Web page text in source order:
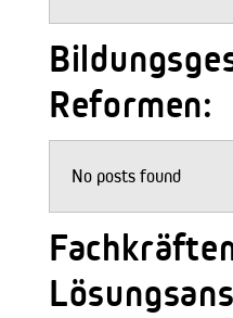
Reformen:
No posts found